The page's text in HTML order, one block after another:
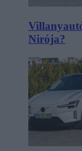
Nirója?